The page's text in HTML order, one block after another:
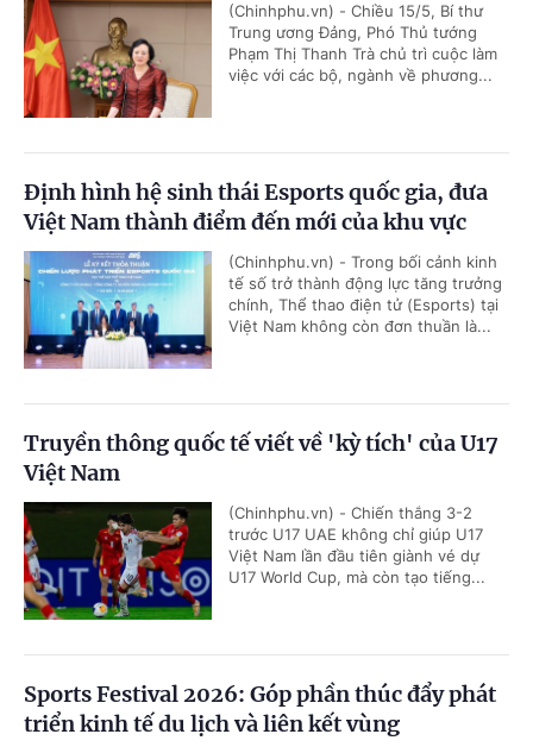
(Chinhphu.vn) - Chiều 15/5, Bí thư
Trung ương Đảng, Phó Thủ tướng
Phạm Thị Thanh Trà chủ trì cuộc làm
việc với các bộ, ngành về phương...
Định hình hệ sinh thái Esports quốc gia, đưa
Việt Nam thành điểm đến mới của khu vực
(Chinhphu.vn) - Trong bối cảnh kinh
tế số trở thành động lực tăng trưởng
chính, Thể thao điện tử (Esports) tại
Việt Nam không còn đơn thuần là...
Truyền thông quốc tế viết về 'kỳ tích' của U17
Việt Nam
(Chinhphu.vn) - Chiến thắng 3-2
trước U17 UAE không chỉ giúp U17
Việt Nam lần đầu tiên giành vé dự
U17 World Cup, mà còn tạo tiếng...
Sports Festival 2026: Góp phần thúc đẩy phát
triển kinh tế du lịch và liên kết vùng